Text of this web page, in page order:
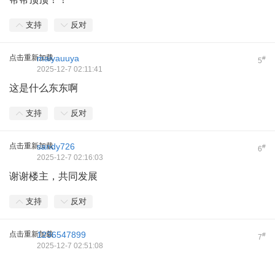
支持 反对
点击重新加载 5#
maiyauuya
2025-12-7 02:11:41
这是什么东东啊
支持 反对
点击重新加载 6#
sandy726
2025-12-7 02:16:03
谢谢楼主，共同发展
支持 反对
点击重新加载 7#
1236547899
2025-12-7 02:51:08